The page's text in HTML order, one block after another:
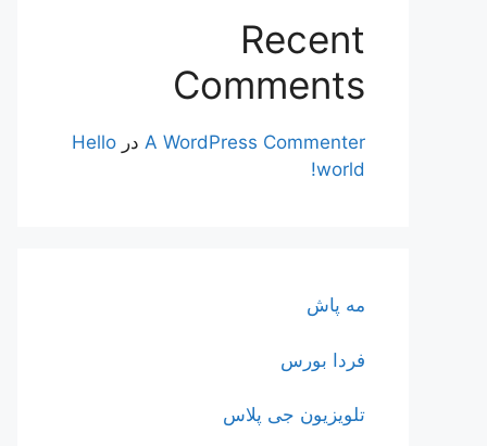
Recent
Comments
A WordPress Commenter در Hello
world!
مه پاش
فردا بورس
تلویزیون جی پلاس